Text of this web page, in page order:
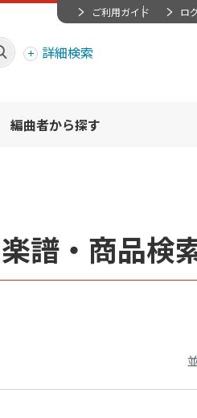
ご利用ガイド ロ
詳細検索
編曲者から探す
譜・商品検